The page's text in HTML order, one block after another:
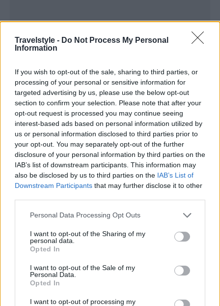
Travelstyle - Do Not Process My Personal
Information
If you wish to opt-out of the sale, sharing to third parties, or
processing of your personal or sensitive information for
targeted advertising by us, please use the below opt-out
section to confirm your selection. Please note that after your
opt-out request is processed you may continue seeing
interest-based ads based on personal information utilized by
us or personal information disclosed to third parties prior to
your opt-out. You may separately opt-out of the further
disclosure of your personal information by third parties on the
IAB’s list of downstream participants. This information may
also be disclosed by us to third parties on the IAB’s List of
Downstream Participants that may further disclose it to other
Please note that this website/app uses one or more Google
not limited to your visit or usage behaviour. You may click to
grant or deny consent to Google and its third-party tags to
use your data for below specified purposes in below Google
consent section.
Personal Data Processing Opt Outs
I want to opt-out of the Sharing of my
personal data.
Opted In
I want to opt-out of the Sale of my
Personal Data.
Opted In
I want to opt-out of processing my